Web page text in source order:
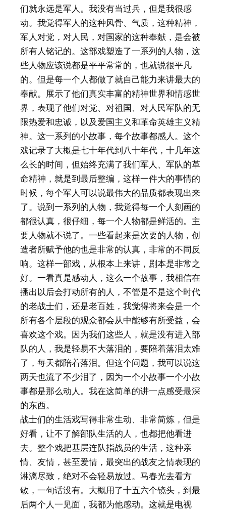
们就永远是军人。我没有当过兵，但是我很感
动。我觉得军人的这种风骨、气质，这种精神，
军人对党，对人民，对国家的这种奉献，是会被
所有人铭记的。这部戏塑造了一系列的人物，这
些人物应该说都是平平常常的，也就说很平凡
的。但是每一个人都做了就自己能力来讲最大的
奉献。展示了他们真实丰富的精神世界和情感世
界，表现了他们对党、对祖国、对人民军队的无
限热爱和忠诚，以及爱国主义和革命英雄主义精
神。这一系列的小故事，每个故事都感人。这个
戏记录了大概是七十年代到八十年代，十几年这
么长的时间，但始终充满了我们军人、军队的革
命精神，就是到最后整编，这样一件大的事情的
时候，每个军人可以说最伟大的品质都表现出来
了。说到一系列的人物，我觉得每一个人刻画的
都很认真，很仔细，每一个人物都是鲜活的。主
要人物就不说了。一些看起来是次要的人物，创
造者所赋予他的也是非常的认真，非常的不同反
响。这样一部戏，从根本上来讲，剧本是非常之
好。一看真是感动人，这么一个故事，我相信在
播出以后会打动所有的人，不管是不是这个时代
的老战士们，还是老百姓，我觉得将来会是一个
所有各个层段的观众都会从中能够有所受益，会
喜欢这个戏。因为我们这些人，就是没有进入部
队的人，我是轻易不大落泪的，要陪着落泪太难
了，每天都陪着落泪。但这个问题，我可以说这
两天也流了不少泪了，因为一个小故事一个小故
事都是那么动人。我在这简单的讲一点感受最深
的东西。
战士们的生活戏写得非常生动、非常简炼，但是
好看，让不了解部队生活的人，也都把他看进
去。整个戏把基层连队指战员的生活，这种亲
情、友情，甚至爱情，最突出的战友之情表现的
淋漓尽致，绝对不会轻易放过。马春光去看方
敏，一句话没有。大概用了十五六个镜头，到最
后两个人一见面，我都为他感动。这就是电视